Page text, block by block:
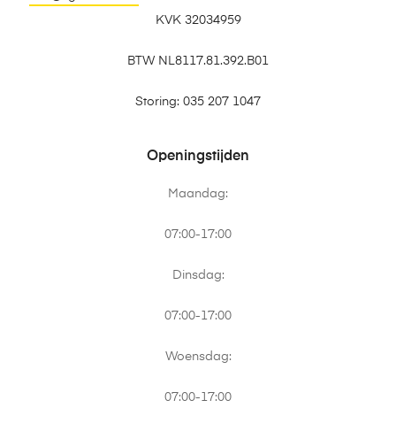
KVK 32034959
BTW NL8117.81.392.B01
Storing: 035 207 1047
Openingstijden
Maandag:
07:00-17:00
Dinsdag:
07:00-17:00
Woensdag:
07:00-17:00